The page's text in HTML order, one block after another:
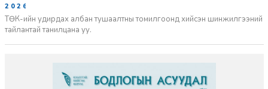
2026-06-02
ТӨК-ийн удирдах албан тушаалтны томилгоонд хийсэн шинжилгээний
тайлантай танилцана уу.